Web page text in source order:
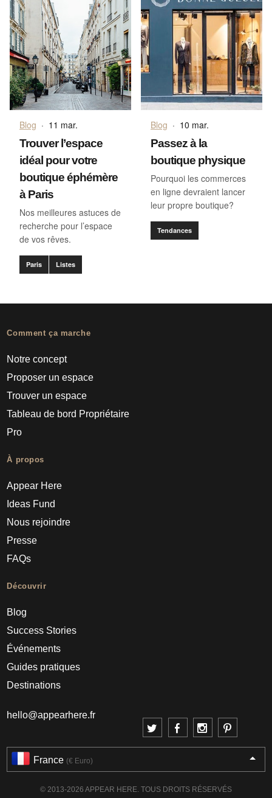
Blog · 11 mar.
Trouver l’espace
idéal pour votre
boutique éphémère
à Paris
Nos meilleures astuces de
recherche pour l’espace
de vos rêves.
Paris Listes
Blog · 10 mar.
Passez à la
boutique physique
Pourquoi les commerces
en ligne devraient lancer
leur propre boutique?
Tendances
Comment ça marche
Notre concept
Proposer un espace
Trouver un espace
Tableau de bord Propriétaire
Pro
À propos
Appear Here
Ideas Fund
Nous rejoindre
Presse
FAQs
Découvrir
Blog
Success Stories
Événements
Guides pratiques
Destinations
hello@appearhere.fr
France (€ Euro)
© 2013-2026 APPEAR HERE. TOUS DROITS RÉSERVÉS